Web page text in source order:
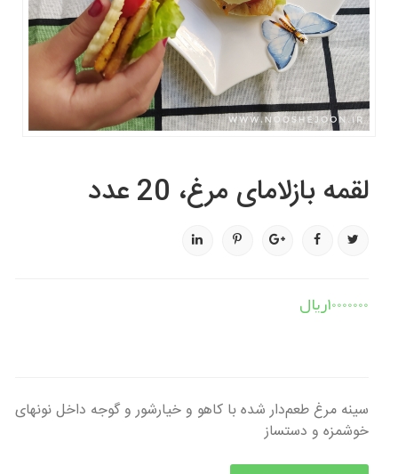
لقمه بازلامای مرغ، 20 عدد
10000000ریال
سینه مرغ طعم‌دار شده با کاهو و خیارشور و گوجه داخل نونهای
خوشمزه و دستساز